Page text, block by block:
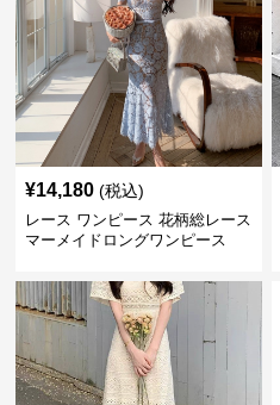
¥14,180 (税込)
レース ワンピース 花柄総レース
マーメイドロングワンピース